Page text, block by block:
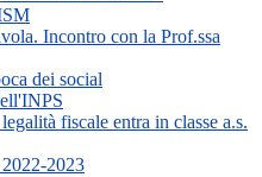
Incontro con la Prof.ssa
dei social
fiscale entra in classe a.s.
2023